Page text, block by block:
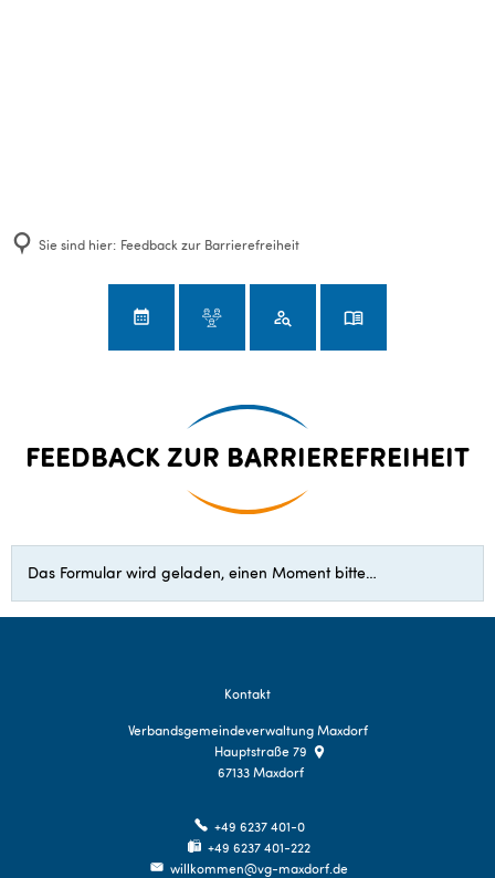
Sie sind hier: Feedback zur Barrierefreiheit
Feedback
FEEDBACK ZUR BARRIEREFREIHEIT
Das Formular wird geladen, einen Moment bitte…
Kontakt
Verbandsgemeindeverwaltung Maxdorf
Hauptstraße 79
67133 Maxdorf
+49 6237 401-0
+49 6237 401-222
willkommen@vg-maxdorf.de